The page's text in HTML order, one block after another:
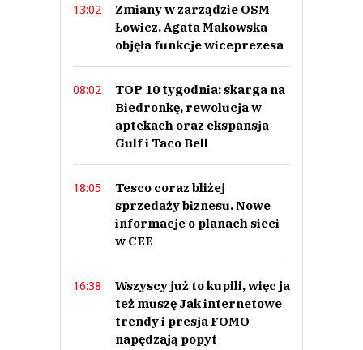
13:02
Zmiany w zarządzie OSM
Łowicz. Agata Makowska
objęła funkcje wiceprezesa
08:02
TOP 10 tygodnia: skarga na
Biedronkę, rewolucja w
aptekach oraz ekspansja
Gulf i Taco Bell
18:05
Tesco coraz bliżej
sprzedaży biznesu. Nowe
informacje o planach sieci
w CEE
16:38
Wszyscy już to kupili, więc ja
też muszę Jak internetowe
trendy i presja FOMO
napędzają popyt